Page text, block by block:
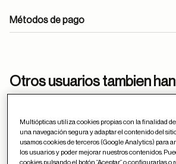
Métodos de pago
Otros usuarios tambien
Multiópticas utiliza cookies propias con la finalidad
una navegación segura y adaptar el contenido del
usamos cookies de terceros (Google Analytics) para
los usuarios y poder mejorar nuestros contenidos.
cookies pulsando el botón “Aceptar” o configurarlas o